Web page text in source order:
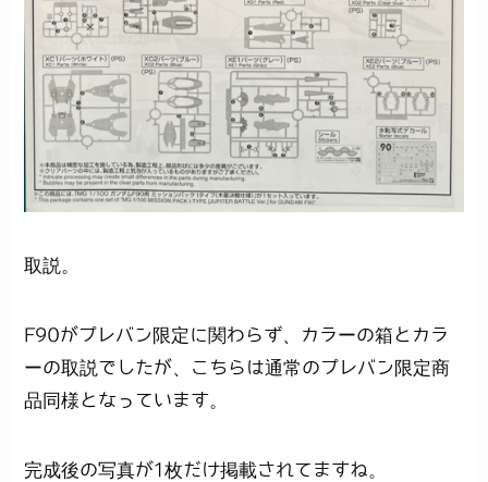
取説。
F90がプレバン限定に関わらず、カラーの箱とカラ
ーの取説でしたが、こちらは通常のプレバン限定商
品同様となっています。
完成後の写真が1枚だけ掲載されてますね。